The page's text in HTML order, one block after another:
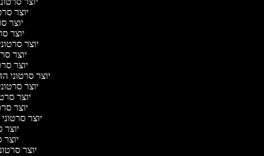
יוצר
יוצר
יוצר
יוצר
יוצר
יוצר
יוצר סרטוני
יוצר
יוצר
יוצר
יוצר
יוצר
יוצר
יוצר